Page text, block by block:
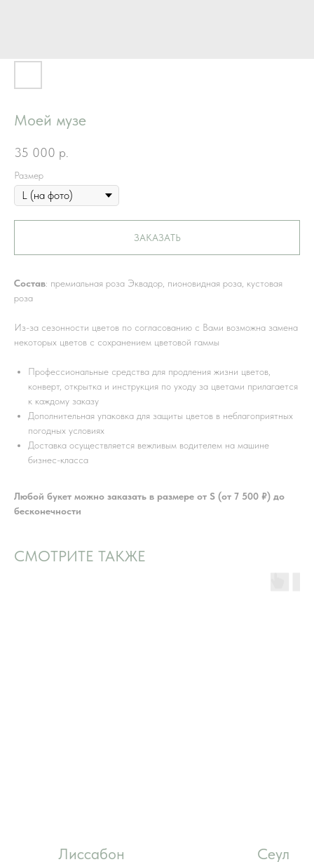
Моей музе
35 000 р.
Размер
ЗАКАЗАТЬ
Состав: премиальная роза Эквадор, пионовидная роза, кустовая
роза
Из-за сезонности цветов по согласованию с Вами возможна замена
некоторых цветов с сохранением цветовой гаммы
Профессиональные средства для продления жизни цветов,
конверт, открытка и инструкция по уходу за цветами прилагается
к каждому заказу
Дополнительная упаковка для защиты цветов в неблагоприятных
погодных условиях
Доставка осуществляется вежливым водителем на машине
бизнес-класса
Любой букет можно заказать в размере от S (от 7 500 ₽) до
бесконечности
СМОТРИТЕ ТАКЖЕ
Лиссабон Сеул